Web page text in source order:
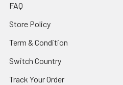
FAQ
Store Policy
Term & Condition
Switch Country
Track Your Order